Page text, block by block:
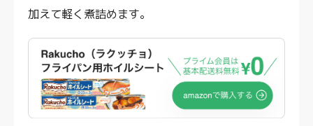
加えて軽く煮詰めます。